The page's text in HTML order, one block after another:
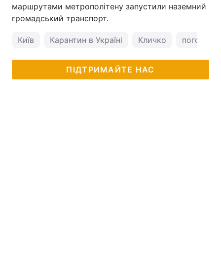
маршрутами метрополітену запустили наземний
громадський транспорт.
Київ Карантин в Україні Кличко погода у
ПІДТРИМАЙТЕ НАС